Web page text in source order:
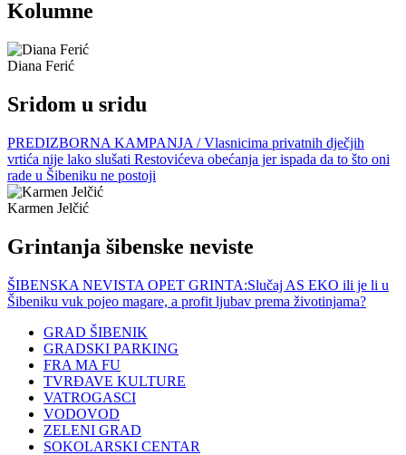
Kolumne
Diana Ferić
Sridom u sridu
PREDIZBORNA KAMPANJA / Vlasnicima privatnih dječjih
vrtića nije lako slušati Restovićeva obećanja jer ispada da to što oni
rade u Šibeniku ne postoji
Karmen Jelčić
Grintanja šibenske neviste
ŠIBENSKA NEVISTA OPET GRINTA:Slučaj AS EKO ili je li u
Šibeniku vuk pojeo magare, a profit ljubav prema životinjama?
GRAD ŠIBENIK
GRADSKI PARKING
FRA MA FU
TVRĐAVE KULTURE
VATROGASCI
VODOVOD
ZELENI GRAD
SOKOLARSKI CENTAR